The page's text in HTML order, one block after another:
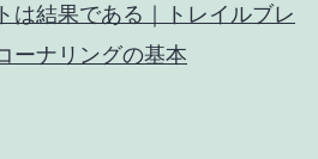
は結果である｜トレイルブレ
ーナリングの基本